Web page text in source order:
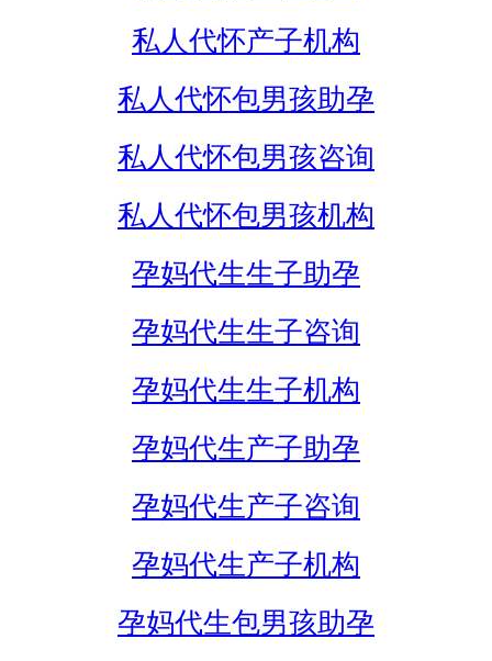
私人代怀产子机构
私人代怀包男孩助孕
私人代怀包男孩咨询
私人代怀包男孩机构
孕妈代生生子助孕
孕妈代生生子咨询
孕妈代生生子机构
孕妈代生产子助孕
孕妈代生产子咨询
孕妈代生产子机构
孕妈代生包男孩助孕